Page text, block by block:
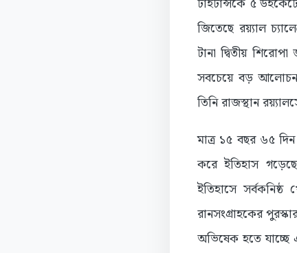
জিতেছে রয়্যাল
টানা দ্বিতীয়
সবচেয়ে বড়
তিনি রাজস্থান
মাত্র ১৫ বছর ৬৫
করে ইতিহাস
ইতিহাসে সর্বকনিষ্ঠ
রানসংগ্রাহকের
অভিষেক হতে যাচ্ছে